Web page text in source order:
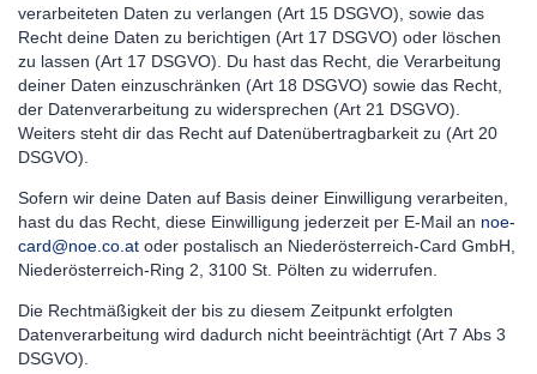
verarbeiteten Daten zu verlangen (Art 15 DSGVO), sowie das
Recht deine Daten zu berichtigen (Art 17 DSGVO) oder löschen
zu lassen (Art 17 DSGVO). Du hast das Recht, die Verarbeitung
deiner Daten einzuschränken (Art 18 DSGVO) sowie das Recht,
der Datenverarbeitung zu widersprechen (Art 21 DSGVO).
Weiters steht dir das Recht auf Datenübertragbarkeit zu (Art 20
DSGVO).
Sofern wir deine Daten auf Basis deiner Einwilligung verarbeiten,
hast du das Recht, diese Einwilligung jederzeit per E-Mail an noe-
card@noe.co.at oder postalisch an Niederösterreich-Card GmbH,
Niederösterreich-Ring 2, 3100 St. Pölten zu widerrufen.
Die Rechtmäßigkeit der bis zu diesem Zeitpunkt erfolgten
Datenverarbeitung wird dadurch nicht beeinträchtigt (Art 7 Abs 3
DSGVO).